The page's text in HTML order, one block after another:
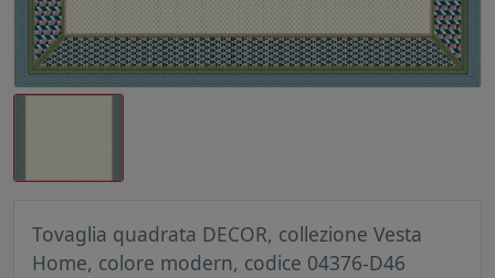
Tovaglia quadrata DECOR, collezione Vesta
Home, colore modern, codice 04376-D46